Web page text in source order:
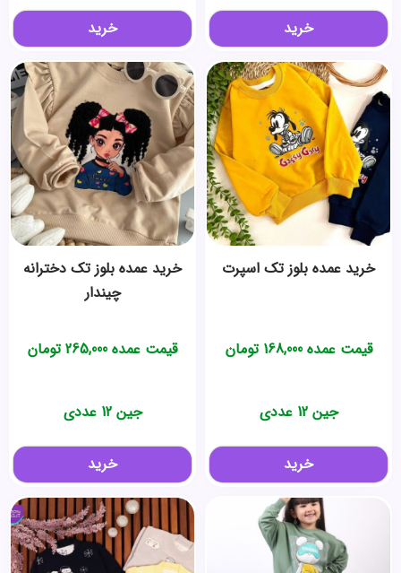
خرید خرید
خرید عمده بلوز تک اسپرت
قیمت عمده168,000 تومان
جین 12 عددی
خرید
خرید عمده بلوز تک دخترانه
چیندار
قیمت عمده265,000 تومان
جین 12 عددی
خرید